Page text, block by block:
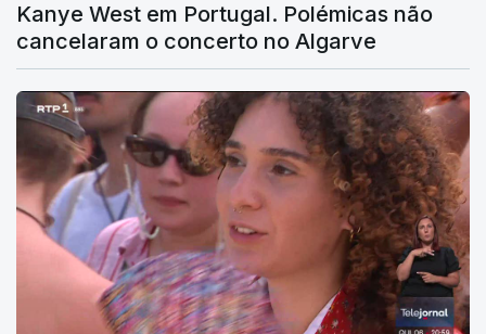
Kanye West em Portugal. Polémicas não
cancelaram o concerto no Algarve